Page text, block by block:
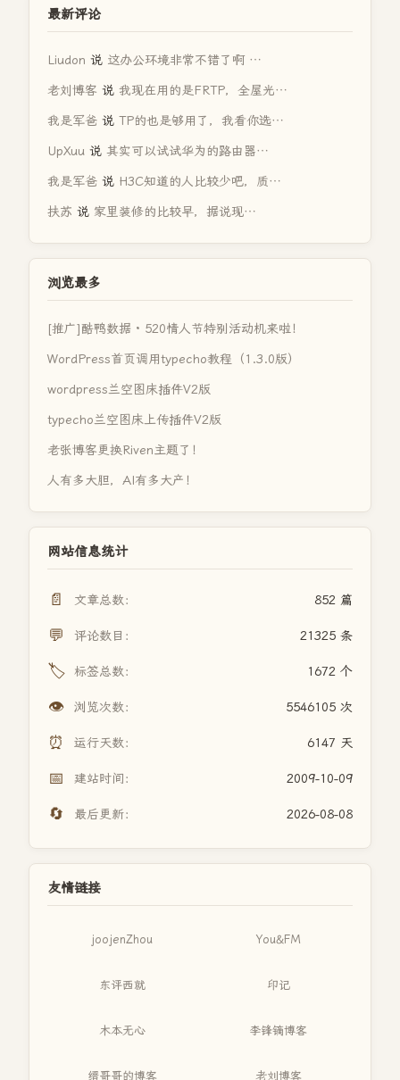
最新评论
Liudon 说 这办公环境非常不错了啊 …
老刘博客 说 我现在用的是FRTP，全屋光…
我是军爸 说 TP的也是够用了，我看你选…
UpXuu 说 其实可以试试华为的路由器…
我是军爸 说 H3C知道的人比较少吧，质…
扶苏 说 家里装修的比较早，据说现…
浏览最多
[推广]酷鸭数据 · 520情人节特别活动机来啦！
WordPress首页调用typecho教程（1.3.0版）
wordpress兰空图床插件V2版
typecho兰空图床上传插件V2版
老张博客更换Riven主题了！
人有多大胆，AI有多大产！
网站信息统计
📄 文章总数： 852 篇
💬 评论数目： 21325 条
🏷️ 标签总数： 1672 个
👁️ 浏览次数： 5546105 次
⏰ 运行天数： 6147 天
📅 建站时间： 2009-10-09
🔄 最后更新： 2026-08-08
友情链接
joojenZhou You&FM
东评西就 印记
木本无心 李锋镝博客
缙哥哥的博客 老刘博客